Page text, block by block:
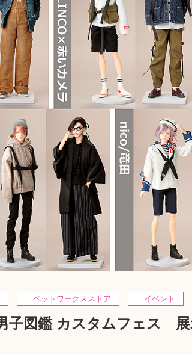
ペットワークスストア イベント
子図鑑 カスタムフェス 展